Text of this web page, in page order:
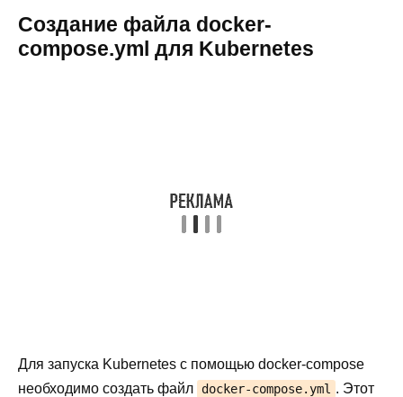
Создание файла docker-
compose.yml для Kubernetes
Для запуска Kubernetes с помощью docker-compose
необходимо создать файл docker-compose.yml . Этот